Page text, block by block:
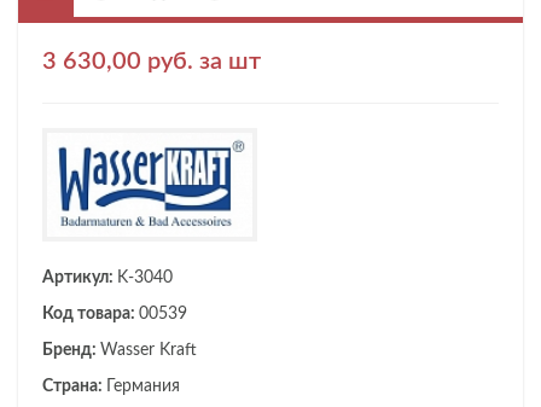
3 630,00 руб. за шт
Артикул: K-3040
Код товара: 00539
Бренд: Wasser Kraft
Страна: Германия